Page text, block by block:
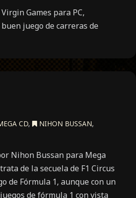
Games para PC,
juego de carreras de
CD, NIHON BUSSAN,
Nihon Bussan para Mega
de la secuela de F1 Circus
de Fórmula 1, aunque con un
de fórmula 1 con vista